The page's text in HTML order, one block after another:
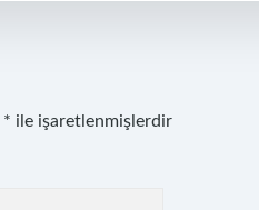
* ile işaretlenmişlerdir